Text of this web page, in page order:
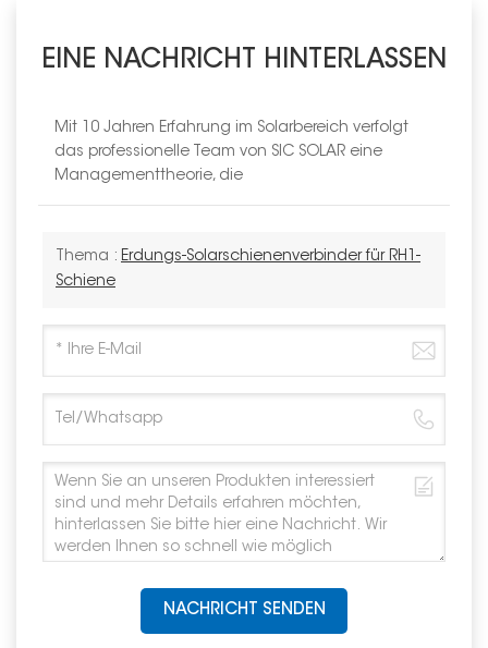
EINE NACHRICHT HINTERLASSEN
Mit 10 Jahren Erfahrung im Solarbereich verfolgt
das professionelle Team von SIC SOLAR eine
Managementtheorie, die
Thema : Erdungs-Solarschienenverbinder für RH1-
Schiene
NACHRICHT SENDEN